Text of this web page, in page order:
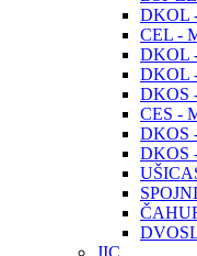
DKOL
CEL -
DKOL
DKOL
DKOS
CES -
DKOS
DKOS
JIC